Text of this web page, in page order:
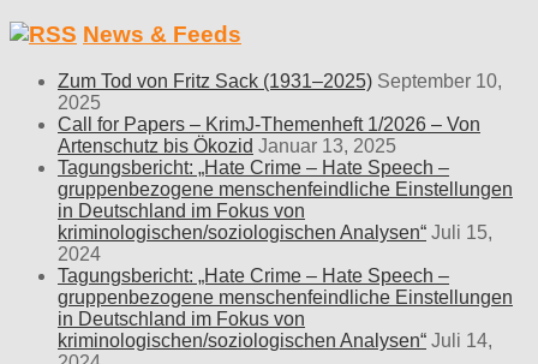
News & Feeds
Zum Tod von Fritz Sack (1931–2025) September 10,
2025
Call for Papers – KrimJ-Themenheft 1/2026 – Von
Artenschutz bis Ökozid Januar 13, 2025
Tagungsbericht: „Hate Crime – Hate Speech –
gruppenbezogene menschenfeindliche Einstellungen
in Deutschland im Fokus von
kriminologischen/soziologischen Analysen“ Juli 15,
2024
Tagungsbericht: „Hate Crime – Hate Speech –
gruppenbezogene menschenfeindliche Einstellungen
in Deutschland im Fokus von
kriminologischen/soziologischen Analysen“ Juli 14,